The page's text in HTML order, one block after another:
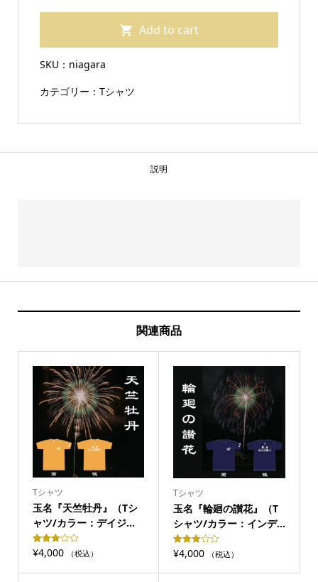
『空
イ
ア
（T
ワ
ト）
quantity
Add to cart
SKU： niagara
カテゴリー： Tシャツ
説明
関連商品
Tシャツ
玉名『天竺牡丹』（Tシ
ャツ/カラー：デイジ...
Rated
3.00
based
2160
¥4,000 （税込）
Tシャツ
玉名『輪廻の讃花』（T
シャツ/カラー：インデ...
Rated
3.00
2530
¥4,000 （税込）